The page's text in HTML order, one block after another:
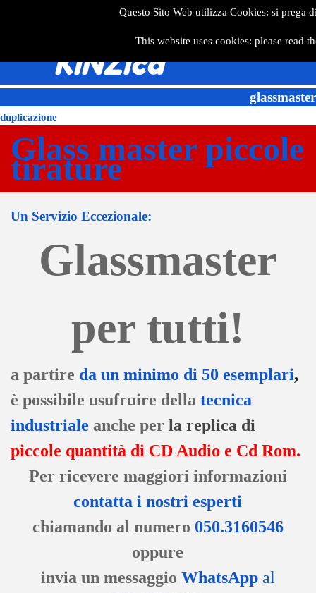
Questo Sito Web utilizza Cookies: si
This website uses cookies: please read
KiNZica
glassmaster
duplicazione
Glass master piccole
tirature
Un Servizio Eccezionale:
Glassmaster
per tutti!
a partire da un minimo di 50 esemplari,
è possibile usufruire della tecnica
industriale anche per la replica di
piccole quantità di CD Audio e Cd Rom.
Per ricevere maggiori informazioni
contatta i nostri esperti
chiamando al numero 050.3160546
oppure
invia un messaggio WhatsApp al